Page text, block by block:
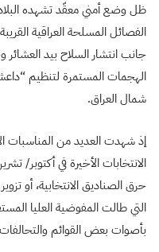
ظل وضع أمني معقّد تشهده
الفصائل المسلحة العراقية
جانب انتشار السلاح بيد
الهجمات المستمرة لتنظيم
شمال العراق.
إذ شهدت العديد من المناسبات
حرق الصناديق الانتخابية، أو
التي طالت المفوضية العليا
بأصوات بعض القوائم والتحالفات